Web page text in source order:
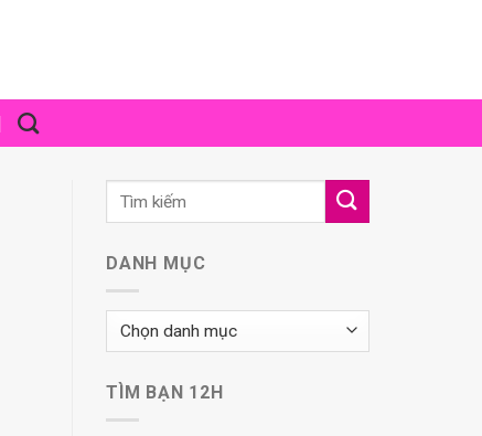
DANH MỤC
Danh
mục
TÌM BẠN 12H